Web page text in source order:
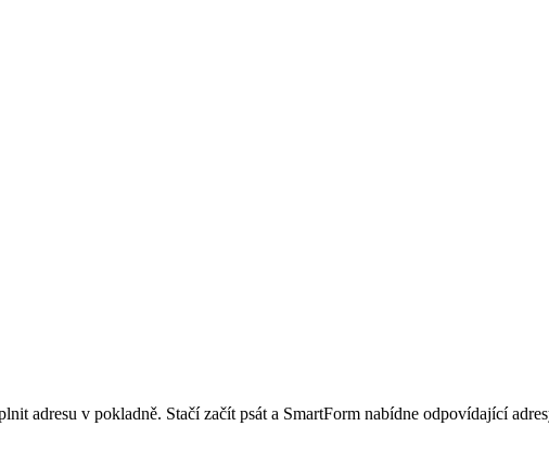
adresu v pokladně. Stačí začít psát a SmartForm nabídne odpovídající